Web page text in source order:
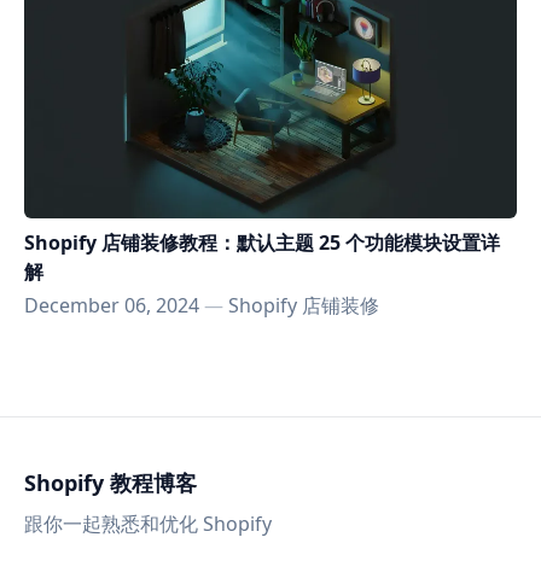
Shopify 店铺装修教程：默认主题 25 个功能模块设置详
解
December 06, 2024—Shopify 店铺装修
Shopify 教程博客
跟你一起熟悉和优化 Shopify